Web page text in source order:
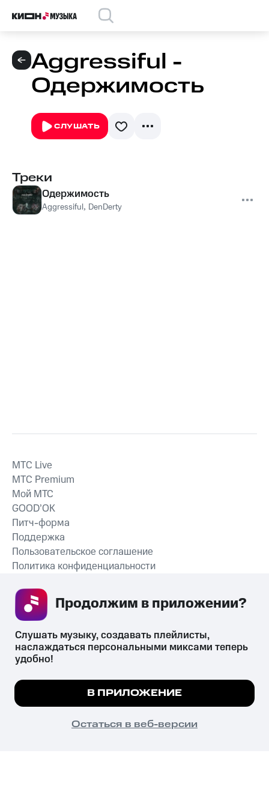
Aggressiful -
Одержимость
СЛУШАТЬ
Треки
Одержимость
Aggressiful, DenDerty
СКАЧАТЬ ПРИЛОЖЕНИЕ
MTС Live
MTС Premium
Мой МТС
GOOD’OK
Питч-форма
Поддержка
Пользовательское соглашение
Политика конфиденциальности
психотропных веществ, их аналогов причиняет вред здоровью,
их незаконный оборот запрещён и влечёт установленную
законодательством ответственность.
© 2026 ООО «КИОН».
Все права защищены
Мы используем куки, чтобы на сайте все
Подробнее
ПОНЯТНО
Слушать музыку, создавать плейлисты,
наслаждаться персональными миксами теперь
удобно!
В ПРИЛОЖЕНИЕ
Остаться в веб-версии